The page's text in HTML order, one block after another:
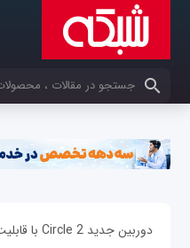
کلمات کلیدی خود را وارد کنید
دوربین جدید Circle 2 با قابلیت هوم‌کیت معرفی شد